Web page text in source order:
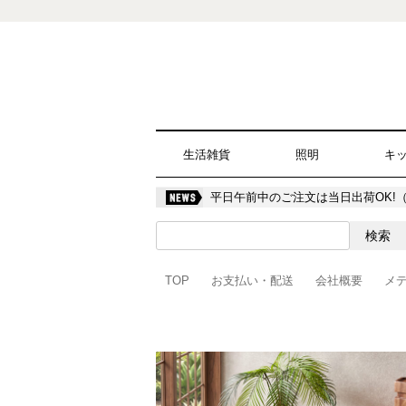
生活雑貨 照明 キ
平日午前中のご注文は当日出荷OK!
TOP お支払い・配送 会社概要 メ